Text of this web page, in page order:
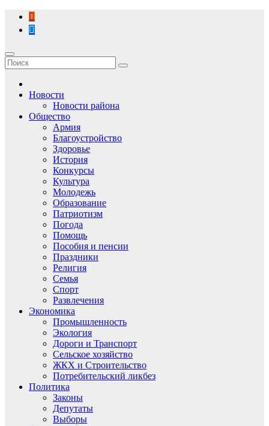
Перейти
содержимому
Новости
Новости района
Общество
Армия
Благоустройство
Здоровье
История
Конкурсы
Культура
Молодежь
Образование
Патриотизм
Погода
Помощь
Пособия и пенсии
Праздники
Религия
Семья
Спорт
Развлечения
Экономика
Промышленность
Экология
Дороги и Транспорт
Сельское хозяйство
ЖКХ и Строительство
Потребительский ликбез
Политика
Законы
Депутаты
Выборы